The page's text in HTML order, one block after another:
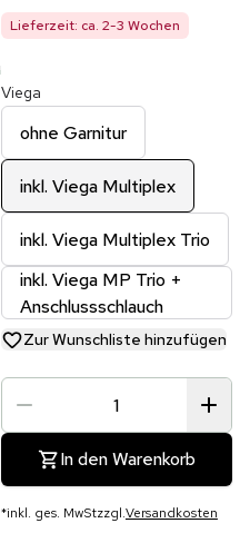
Lieferzeit: ca. 2-3 Wochen
Viega
ohne Garnitur
inkl. Viega Multiplex
inkl. Viega Multiplex Trio
inkl. Viega MP Trio +
Anschlussschlauch
Zur Wunschliste hinzufügen
In den Warenkorb
*inkl. ges. MwStzzgl.Versandkosten